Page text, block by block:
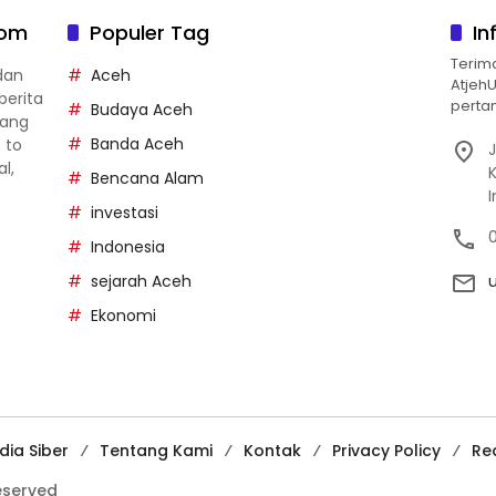
to
Populer Tag
Aceh
Budaya Aceh
Banda Aceh
Bencana Alam
investasi
Indonesia
sejarah Aceh
Ekonomi
Siber Tentang Kami Kontak Privacy Policy